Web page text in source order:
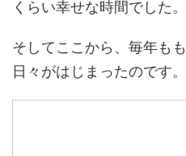
くらい幸せな時間でした。
そしてここから、毎年も
日々がはじまったのです。